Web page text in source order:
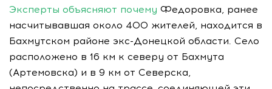
Эксперты объясняют почему Федоровка, ранее
насчитывавшая около 400 жителей, находится в
Бахмутском районе экс-Донецкой области. Село
расположено в 16 км к северу от Бахмута
(Артемовска) и в 9 км от Северска,